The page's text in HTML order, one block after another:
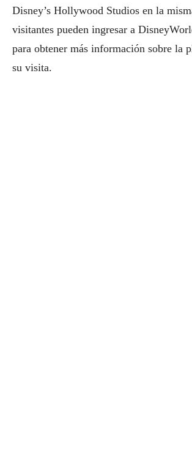
Disney’s Hollywood Studios en la
visitantes pueden ingresar a
para obtener más información sobre la
su visita.